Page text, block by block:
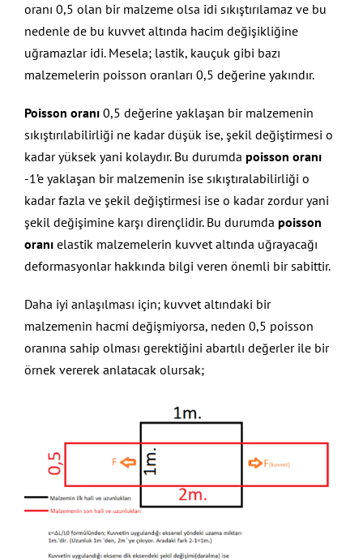
oranı 0,5 olan bir malzeme olsa idi sıkıştırılamaz ve bu
nedenle de bu kuvvet altında hacim değişikliğine
uğramazlar idi. Mesela; lastik, kauçuk gibi bazı
malzemelerin poisson oranları 0,5 değerine yakındır.
Poisson oranı 0,5 değerine yaklaşan bir malzemenin
sıkıştırılabilirliği ne kadar düşük ise, şekil değiştirmesi o
kadar yüksek yani kolaydır. Bu durumda poisson oranı
-1’e yaklaşan bir malzemenin ise sıkıştıralabilirliği o
kadar fazla ve şekil değiştirmesi ise o kadar zordur yani
şekil değişimine karşı dirençlidir. Bu durumda poisson
oranı elastik malzemelerin kuvvet altında uğrayacağı
deformasyonlar hakkında bilgi veren önemli bir sabittir.
Daha iyi anlaşılması için; kuvvet altındaki bir
malzemenin hacmi değişmiyorsa, neden 0,5 poisson
oranına sahip olması gerektiğini abartılı değerler ile bir
örnek vererek anlatacak olursak;